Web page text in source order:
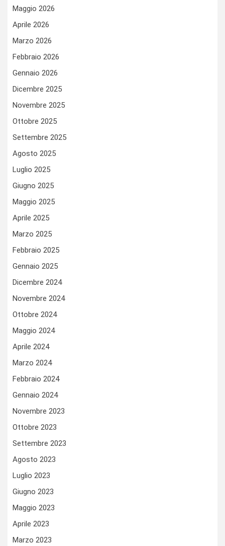
Maggio 2026
Aprile 2026
Marzo 2026
Febbraio 2026
Gennaio 2026
Dicembre 2025
Novembre 2025
Ottobre 2025
Settembre 2025
Agosto 2025
Luglio 2025
Giugno 2025
Maggio 2025
Aprile 2025
Marzo 2025
Febbraio 2025
Gennaio 2025
Dicembre 2024
Novembre 2024
Ottobre 2024
Maggio 2024
Aprile 2024
Marzo 2024
Febbraio 2024
Gennaio 2024
Novembre 2023
Ottobre 2023
Settembre 2023
Agosto 2023
Luglio 2023
Giugno 2023
Maggio 2023
Aprile 2023
Marzo 2023